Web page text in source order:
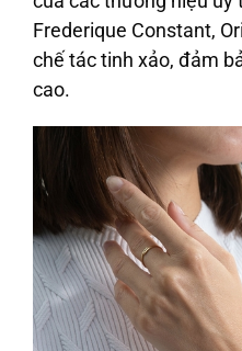
Frederique Constant,
chế tác tinh xảo, đảm
cao.